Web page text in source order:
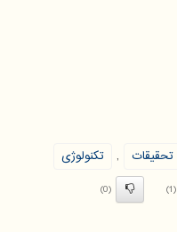
تحقیقات ,
تكنولوژی
(1)
(0)